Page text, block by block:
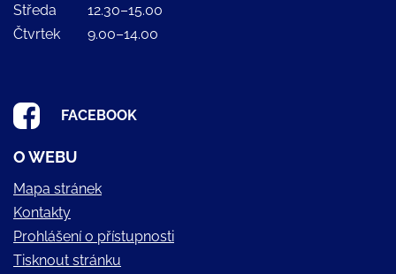
Středa
12.30–15.00
Čtvrtek
9.00–14.00
FACEBOOK
O WEBU
Mapa stránek
Kontakty
Prohlášení o přístupnosti
Tisknout stránku